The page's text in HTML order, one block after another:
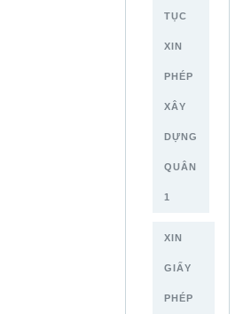
TỤC
XIN
PHÉP
XÂY
DỰNG
QUÂN
1
XIN
GIẤY
PHÉP